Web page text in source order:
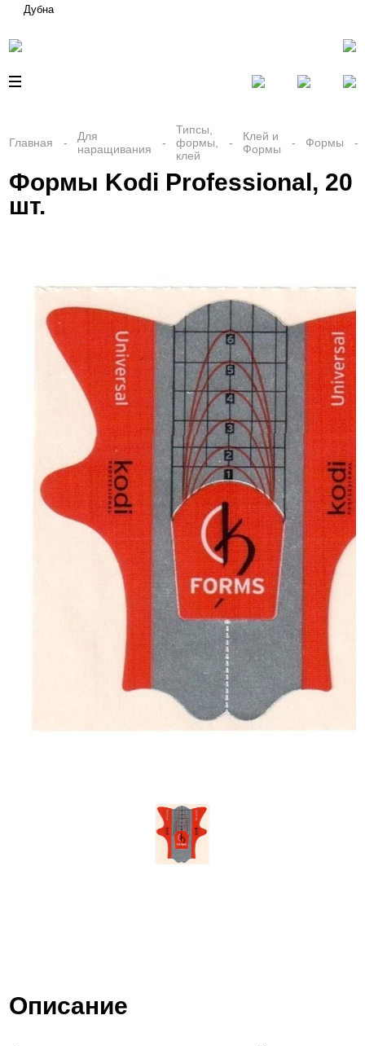
Дубна
Главная
Для
наращивания
Типсы,
формы,
клей
Клей и
Формы
Формы
Формы Kodi Professional, 20
шт.
Описание